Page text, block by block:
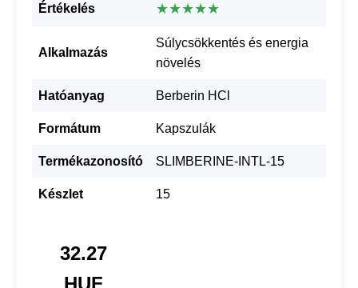
Értékelés ★★★★★
Alkalmazás
Súlycsökkentés és energia
növelés
Hatóanyag Berberin HCl
Formátum Kapszulák
Termékazonosító SLIMBERINE-INTL-15
Készlet 15
32.27
HUF